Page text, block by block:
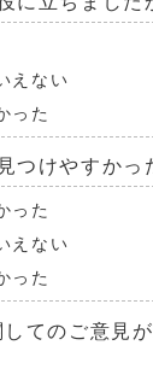
えない
った
つけやすかっ
った
えない
った
してのご意見